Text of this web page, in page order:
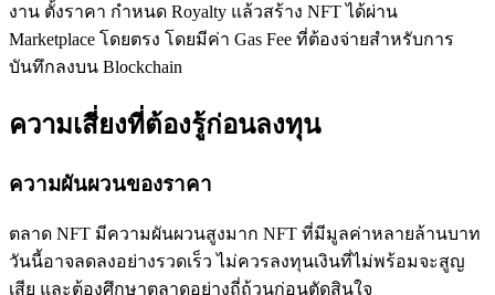
งาน ตั้งราคา กำหนด Royalty แล้วสร้าง NFT ได้ผ่าน
Marketplace โดยตรง โดยมีค่า Gas Fee ที่ต้องจ่ายสำหรับการ
บันทึกลงบน Blockchain
ความเสี่ยงที่ต้องรู้ก่อนลงทุน
ความผันผวนของราคา
ตลาด NFT มีความผันผวนสูงมาก NFT ที่มีมูลค่าหลายล้านบาท
วันนี้อาจลดลงอย่างรวดเร็ว ไม่ควรลงทุนเงินที่ไม่พร้อมจะสูญ
เสีย และต้องศึกษาตลาดอย่างถี่ถ้วนก่อนตัดสินใจ